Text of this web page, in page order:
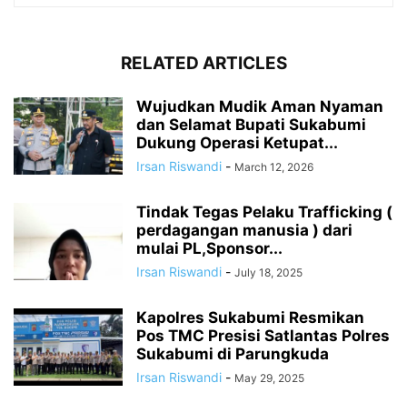
RELATED ARTICLES
Wujudkan Mudik Aman Nyaman
dan Selamat Bupati Sukabumi
Dukung Operasi Ketupat...
Irsan Riswandi - March 12, 2026
Tindak Tegas Pelaku Trafficking (
perdagangan manusia ) dari
mulai PL,Sponsor...
Irsan Riswandi - July 18, 2025
Kapolres Sukabumi Resmikan
Pos TMC Presisi Satlantas Polres
Sukabumi di Parungkuda
Irsan Riswandi - May 29, 2025